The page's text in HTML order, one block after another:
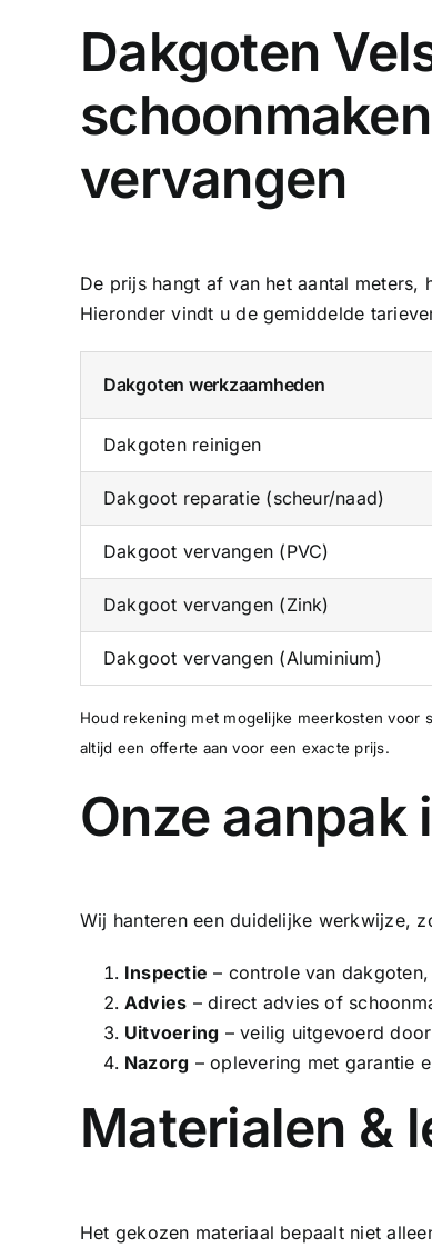
Dakgoten
vervangen
De prijs hangt af van het aantal
Hieronder vindt u de gemiddelde
Dakgoten werkzaamheden
Dakgoten reinigen
Dakgoot reparatie (scheur/naad)
Dakgoot vervangen (PVC)
Dakgoot vervangen (Zink)
Dakgoot vervangen (Aluminium)
Houd rekening met mogelijke meerkosten voor
altijd een offerte aan voor een exacte prijs.
Onze aanpak
Wij hanteren een duidelijke werkwijze,
Inspectie – controle van
Advies – direct advies of
Uitvoering – veilig uitgevoerd
Nazorg – oplevering met garantie
Materialen &
Het gekozen materiaal bepaalt niet